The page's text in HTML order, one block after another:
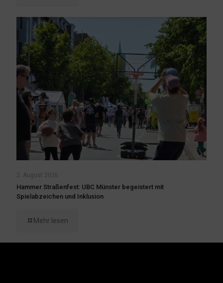
2. August 2026
Hammer Straßenfest: UBC Münster begeistert mit
Spielabzeichen und Inklusion
Mehr lesen